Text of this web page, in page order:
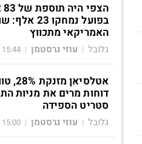
בפועל נמחקו
האמריקאי מתכווץ
גלובל | עוזי גרסטמן |
15:44
דוחות מרים את מניות
סטריט הספידה
גלובל | עוזי גרסטמן |
15:00